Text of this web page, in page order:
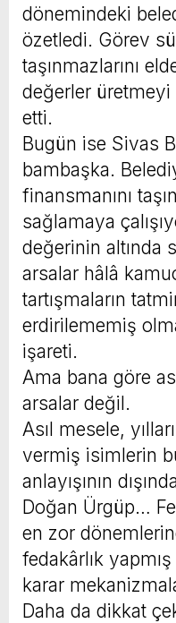
dönemindeki
özetledi. Görev
taşınmazlarını
değerler
etti.
Bugün ise Sivas
bambaşka.
finansmanını
sağlamaya
değerinin altında
arsalar hâlâ
tartışmaların
erdirilememiş
işareti.
Ama bana göre
arsalar değil.
Asıl mesele,
vermiş isimlerin
anlayışının
Doğan Ürgüp…
en zor
fedakârlık
karar
Daha da dikkat